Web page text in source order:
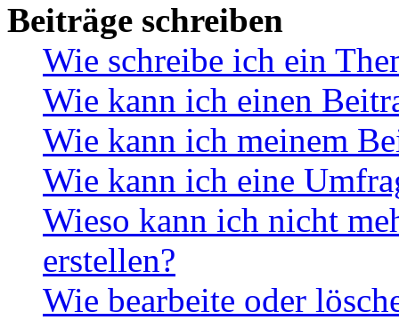
Beiträge schreiben
Wie schreibe ich ein
Wie kann ich einen
Wie kann ich meinem
Wie kann ich eine
Wieso kann ich nicht
erstellen?
Wie bearbeite oder